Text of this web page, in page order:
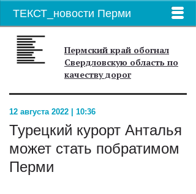
ТЕКСТ_новости Перми
Пермский край обогнал
Свердловскую область по
качеству дорог
12 августа 2022 | 10:36
Турецкий курорт Анталья
может стать побратимом
Перми